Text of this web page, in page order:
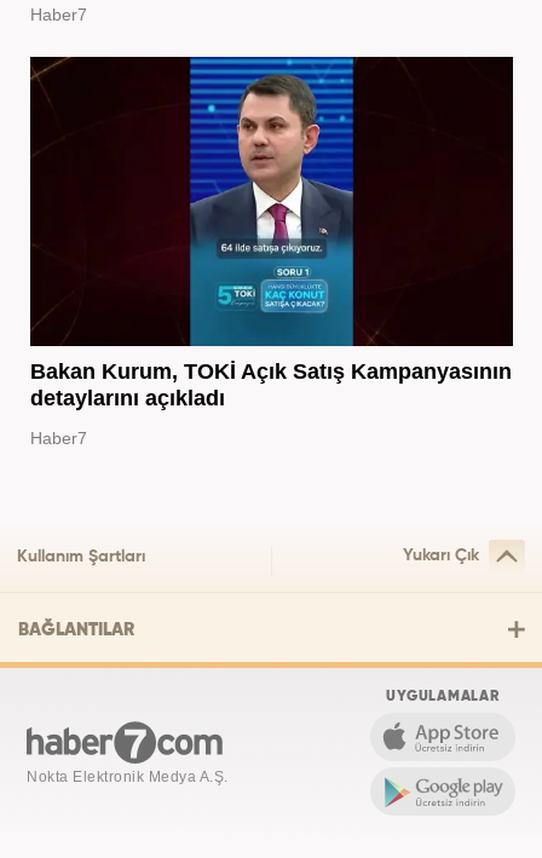
Haber7
Bakan Kurum, TOKİ Açık Satış Kampanyasının
detaylarını açıkladı
Haber7
Kullanım Şartları Yukarı Çık
BAĞLANTILAR
Nokta Elektronik Medya A.Ş.
UYGULAMALAR